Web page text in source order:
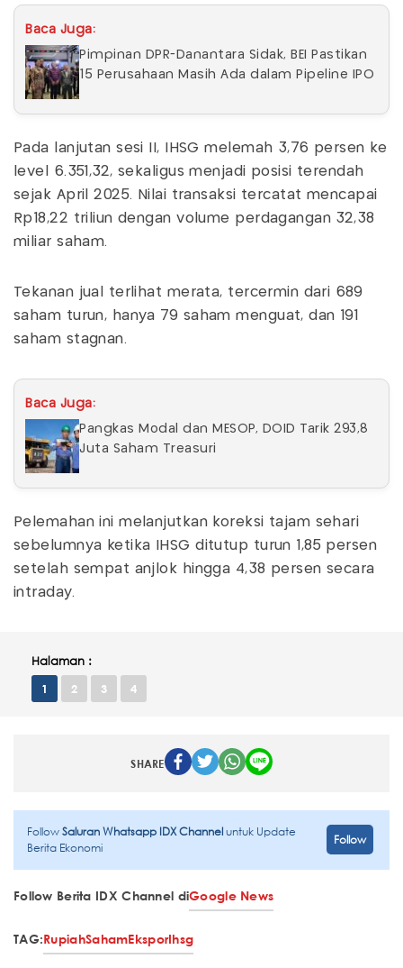
Baca Juga:
Pimpinan DPR-Danantara Sidak, BEI Pastikan
15 Perusahaan Masih Ada dalam Pipeline IPO
Pada lanjutan sesi II, IHSG melemah 3,76 persen ke
level 6.351,32, sekaligus menjadi posisi terendah
sejak April 2025. Nilai transaksi tercatat mencapai
Rp18,22 triliun dengan volume perdagangan 32,38
miliar saham.
Tekanan jual terlihat merata, tercermin dari 689
saham turun, hanya 79 saham menguat, dan 191
saham stagnan.
Baca Juga:
Pangkas Modal dan MESOP, DOID Tarik 293,8
Juta Saham Treasuri
Pelemahan ini melanjutkan koreksi tajam sehari
sebelumnya ketika IHSG ditutup turun 1,85 persen
setelah sempat anjlok hingga 4,38 persen secara
intraday.
Halaman :
1 2 3 4
SHARE
FollowSaluran Whatsapp IDX Channeluntuk Update
Berita Ekonomi
Follow
Follow Berita IDX Channel diGoogle News
TAG:RupiahSahamEksporIhsg